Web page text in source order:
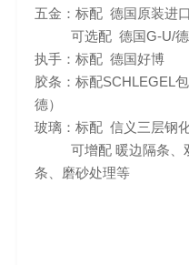
五金：标配 德国原装进
可选配 德国G-U/德
执手：标配 德国好博
胶条：标配SCHLEGEL
德）
玻璃：标配 信义三层钢
可增配 暖边隔条、双
条、磨砂处理等